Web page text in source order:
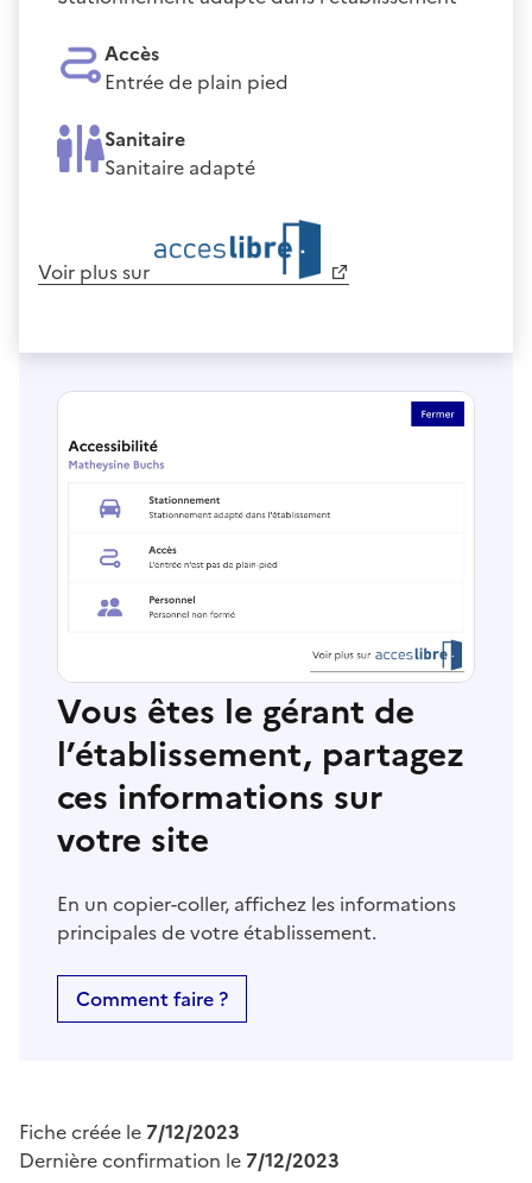
Accès
Entrée de plain pied
Sanitaire
Sanitaire adapté
Voir plus sur
Vous êtes le gérant de
l’établissement, partagez
ces informations sur
votre site
En un copier-coller, affichez les informations
principales de votre établissement.
Comment faire ?
Fiche créée le 7/12/2023
Dernière confirmation le 7/12/2023